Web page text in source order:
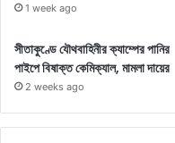
1 week ago
সীতাকুণ্ডে যৌথবাহিনীর ক্যাম্পের পানির
পাইপে বিষাক্ত কেমিক্যাল, মামলা দায়ের
2 weeks ago